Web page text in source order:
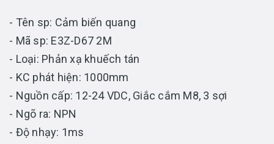
- Tên sp: Cảm biến quang
- Mã sp: E3Z-D67 2M
- Loại: Phản xạ khuếch tán
- KC phát hiện: 1000mm
- Nguồn cấp: 12-24 VDC, Giắc cắm M8, 3 sợi
- Ngõ ra: NPN
- Độ nhạy: 1ms